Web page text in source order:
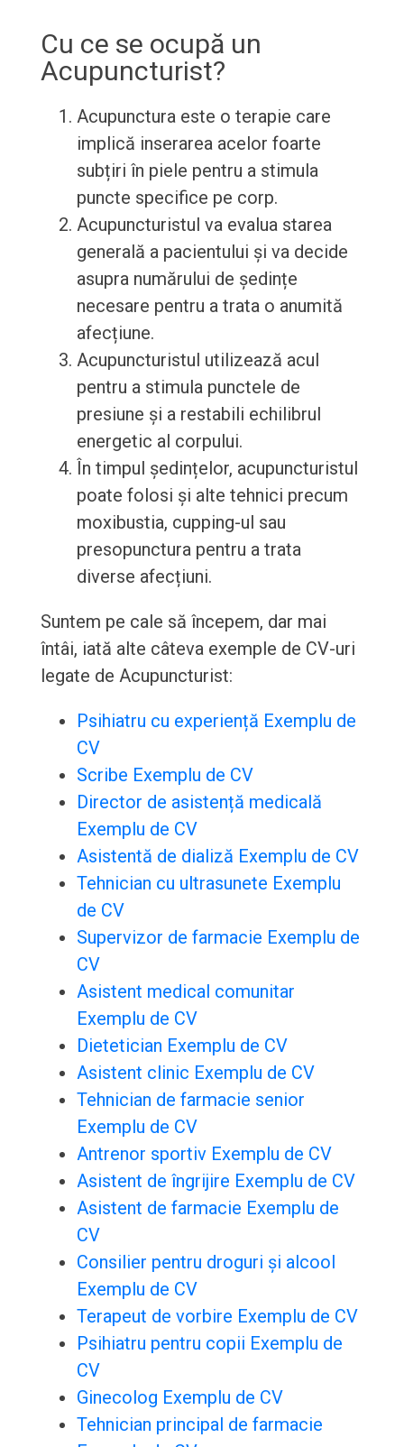
Cu ce se ocupă un
Acupuncturist?
Acupunctura este o terapie care
implică inserarea acelor foarte
subțiri în piele pentru a stimula
puncte specifice pe corp.
Acupuncturistul va evalua starea
generală a pacientului și va decide
asupra numărului de ședințe
necesare pentru a trata o anumită
afecțiune.
Acupuncturistul utilizează acul
pentru a stimula punctele de
presiune și a restabili echilibrul
energetic al corpului.
În timpul ședințelor, acupuncturistul
poate folosi și alte tehnici precum
moxibustia, cupping-ul sau
presopunctura pentru a trata
diverse afecțiuni.
Suntem pe cale să începem, dar mai
întâi, iată alte câteva exemple de CV-uri
legate de Acupuncturist:
Psihiatru cu experiență Exemplu de
CV
Scribe Exemplu de CV
Director de asistență medicală
Exemplu de CV
Asistentă de dializă Exemplu de CV
Tehnician cu ultrasunete Exemplu
de CV
Supervizor de farmacie Exemplu de
CV
Asistent medical comunitar
Exemplu de CV
Dietetician Exemplu de CV
Asistent clinic Exemplu de CV
Tehnician de farmacie senior
Exemplu de CV
Antrenor sportiv Exemplu de CV
Asistent de îngrijire Exemplu de CV
Asistent de farmacie Exemplu de
CV
Consilier pentru droguri și alcool
Exemplu de CV
Terapeut de vorbire Exemplu de CV
Psihiatru pentru copii Exemplu de
CV
Ginecolog Exemplu de CV
Tehnician principal de farmacie